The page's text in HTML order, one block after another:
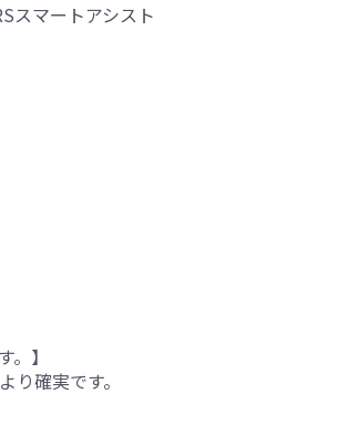
スマートアシスト
】
確実です。